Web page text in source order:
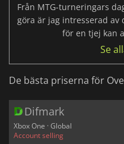
Från MTG-turneringars
göra är jag intresserad av
för en tjej kan
Se
De bästa priserna för
Difmark
Xbox One · Global
Account selling